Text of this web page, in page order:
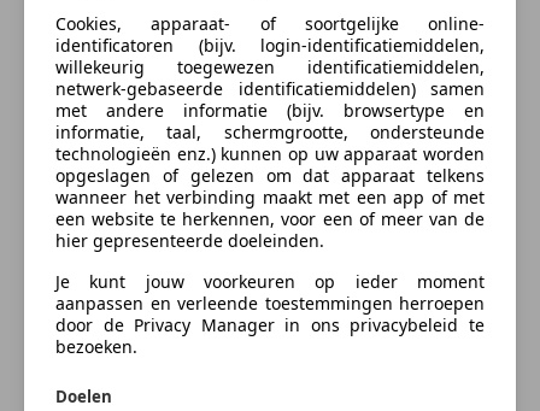
Centrale vergrendeling
Electronic Stability Program
Mistlampen
Stuurbekrachtiging
en bootschoenen een foto bij de 'Grande-Corniche',
een adembenemend uitzicht aan de Franse Rivièra.
Om juist dit publiek aan te spreken met een prachtige
luxe cabriolet, werd de Rolls Royce open touring tot
de Corniche gedoopt.
Als stunt om het comfort tentoon te spreiden, reed
Rolls Royce met de cabriolet op en neer naar
Marseille vanaf de fabriek in een dag. Dit sloeg aan,
wat zorgde voor een mateloze populariteit waardoor
zelfs de rijksten der rijksten een lange tijd moesten
wachten voor ze in stijl de haren konden laten
bedoeld is: genieten in absolute luxe op de mooiste,
Zakelijk leasen
Bereken uw zakelijke lease!
Nu zakelijk leasen vanaf€ 2.371,- p/m
Vraag offerte aan
Verzekering
Cookies, apparaat- of soortgelijke online-
identificatoren (bijv. login-identificatiemiddelen,
willekeurig toegewezen identificatiemiddelen,
netwerk-gebaseerde identificatiemiddelen) samen
met andere informatie (bijv. browsertype en
informatie, taal, schermgrootte, ondersteunde
technologieën enz.) kunnen op uw apparaat worden
opgeslagen of gelezen om dat apparaat telkens
wanneer het verbinding maakt met een app of met
een website te herkennen, voor een of meer van de
hier gepresenteerde doeleinden.
Je kunt jouw voorkeuren op ieder moment
aanpassen en verleende toestemmingen herroepen
door de Privacy Manager in ons privacybeleid te
bezoeken.
Doelen